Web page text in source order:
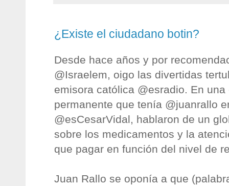
¿Existe el ciudadano botin?
Desde hace años y por
@Israelem, oigo las divertidas
emisora católica @esradio. En
permanente que tenía @juanrallo
@esCesarVidal, hablaron de un
sobre los medicamentos y la
que pagar en función del nivel de
Juan Rallo se oponía a que